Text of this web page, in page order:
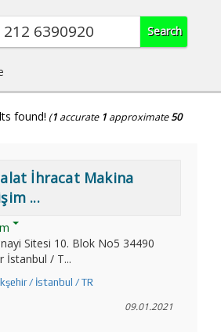
found! (1 accurate 1 approximate50
İhracat Makina
...
Sitesi 10. Blok No5 34490
İstanbul / T...
/ İstanbul / TR
09.01.2021